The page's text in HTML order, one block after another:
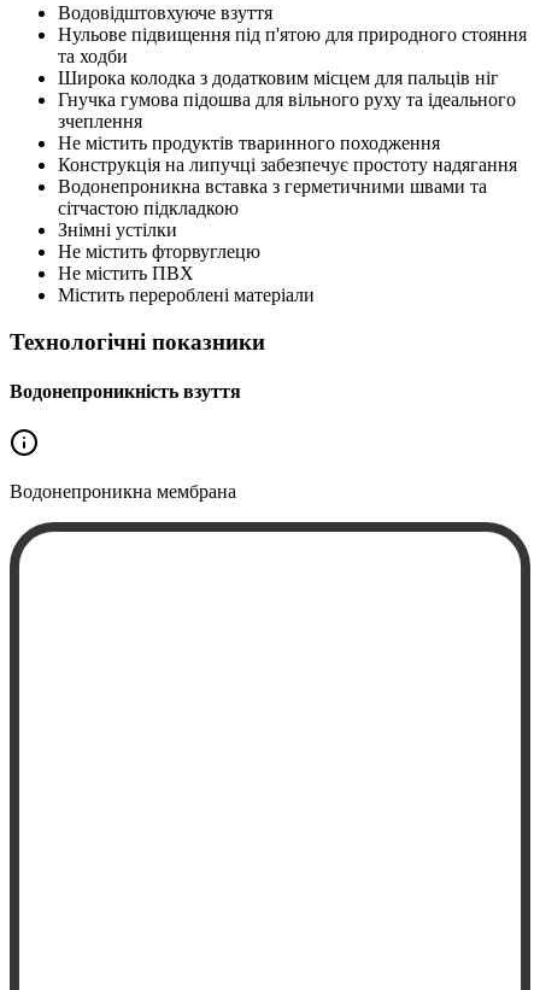
Водовідштовхуюче взуття
Нульове підвищення під п'ятою для природного стояння
та ходби
Широка колодка з додатковим місцем для пальців ніг
Гнучка гумова підошва для вільного руху та ідеального
зчеплення
Не містить продуктів тваринного походження
Конструкція на липучці забезпечує простоту надягання
Водонепроникна вставка з герметичними швами та
сітчастою підкладкою
Знімні устілки
Не містить фторвуглецю
Не містить ПВХ
Містить перероблені матеріали
Технологічні показники
Водонепроникність взуття
Водонепроникна мембрана